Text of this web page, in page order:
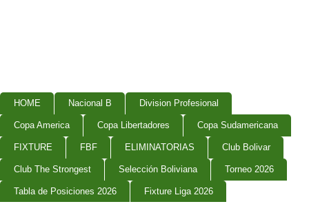
HOME Nacional B Division Profesional
Copa America Copa Libertadores Copa Sudamericana
FIXTURE FBF ELIMINATORIAS Club Bolivar
Club The Strongest Selección Boliviana Torneo 2026
Tabla de Posiciones 2026 Fixture Liga 2026